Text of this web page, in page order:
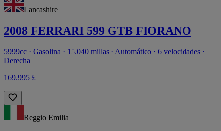
Lancashire
2008 FERRARI 599 GTB FIORANO
5999cc · Gasolina · 15.040 millas · Automático · 6 velocidades ·
Derecha
169.995 £
Reggio Emilia